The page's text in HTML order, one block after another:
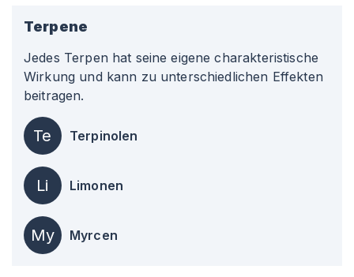
Terpene
Jedes Terpen hat seine eigene charakteristische
Wirkung und kann zu unterschiedlichen Effekten
beitragen.
Te Terpinolen
Li Limonen
My Myrcen